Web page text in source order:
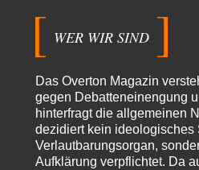
Trilex
Ein Bild der Friedensbewegung
Sicher, das Innere bricht sich Bann.
PaulKehlvor 13 Stunden zu:
Wacht Deutschland nun in dem Krieg
maßgeblich unterstützt?
Ich tippe auf die Ukros. Für solche
tappsig. Bei…
WER WIR SIND
Das Overton Magazin
gegen Debatteneinengung
hinterfragt die allgemeinen
dezidiert kein ideologisches
Verlautbarungsorgan,
Aufklärung verpflichtet. Da